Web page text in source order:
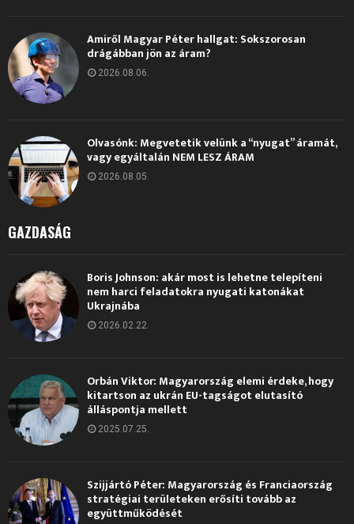
Amiről Magyar Péter hallgat: Sokszorosan
drágábban jön az áram?
2026.08.06.
Olvasónk: Megvetetik velünk a “nyugat” áramát,
vagy egyáltalán NEM LESZ ÁRAM
2026.08.05.
GAZDASÁG
Boris Johnson: akár most is lehetne telepíteni
nem harci feladatokra nyugati katonákat
Ukrajnába
2026.02.22.
Orbán Viktor: Magyarország elemi érdeke, hogy
kitartson az ukrán EU-tagságot elutasító
álláspontja mellett
2025.07.25.
Szijjártó Péter: Magyarország és Franciaország
stratégiai területeken erősíti tovább az
együttműködését